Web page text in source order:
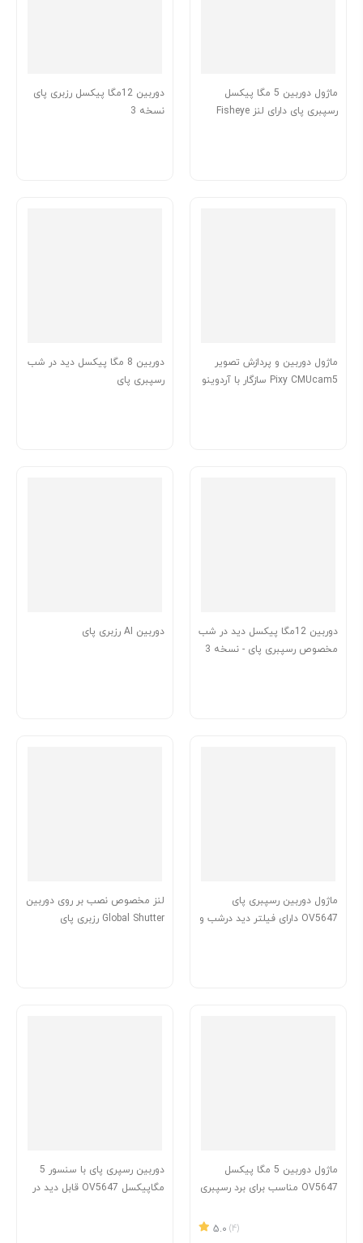
ماژول دوربین 5 مگا پیکسل
رسپبری پای دارای لنز Fisheye
دوربین 12مگا پیکسل رزبری پای
نسخه 3
ماژول دوربین و پردازش تصویر
Pixy CMUcam5 سازگار با آردوینو
دوربین 8 مگا پیکسل دید در شب
رسپبری پای
دوربین 12مگا پیکسل دید در شب
مخصوص رسپبری پای - نسخه 3
دوربین AI رزبری پای
ماژول دوربین رسپبری پای
OV5647 دارای فیلتر دید درشب و
لنز مخصوص نصب بر روی دوربین
Global Shutter رزبری پای
ماژول دوربین 5 مگا پیکسل
OV5647 مناسب برای برد رسپبری
5.0
(4)
دوربین رسپری پای با سنسور 5
مگاپیکسل OV5647 قابل دید در